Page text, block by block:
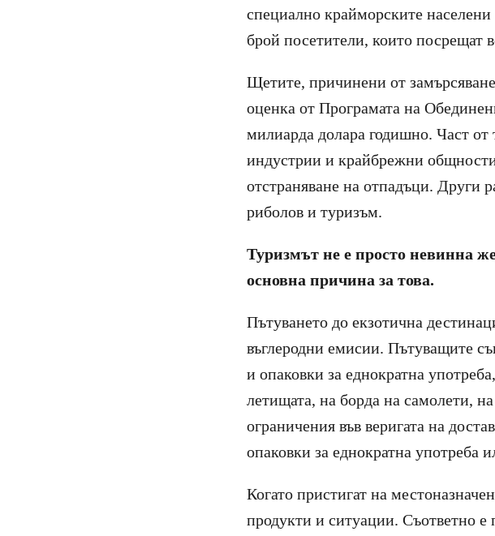
специално крайморските
брой посетители, които посрещат
Щетите, причинени от
оценка от Програмата на
милиарда долара годишно. Част от
индустрии и крайбрежни
отстраняване на отпадъци. Други
риболов и туризъм.
Туризмът не е просто невинна
основна причина за това.
Пътуването до екзотична
въглеродни емисии. Пътуващите
и опаковки за еднократна
летищата, на борда на самолети,
ограничения във веригата на
опаковки за еднократна употреба
Когато пристигат на
продукти и ситуации. Съответно е